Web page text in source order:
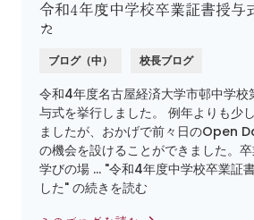
令和4年度中学校卒業証書授与
た
ブログ（中） 校長ブログ
令和4年度名古屋経済大学市邨中学
与式を挙行しました。 例年よりも少
ましたが、おかげで前々日のOpen
の機会を設けることができました。
学びの場 … "令和4年度中学校卒業証
した" の続きを読む